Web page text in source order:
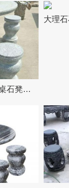
自然風情園林景觀石桌石凳雕塑